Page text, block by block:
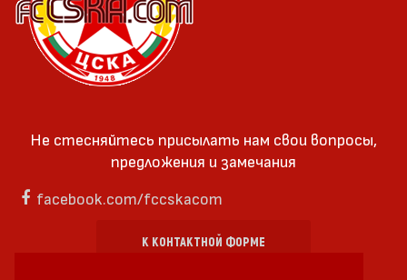
Не стесняйтесь присылать нам свои вопросы,
предложения и замечания
facebook.com/fccskacom
К КОНТАКТНОЙ ФОРМЕ